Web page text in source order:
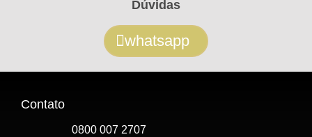
Dúvidas
whatsapp
Contato
0800 007 2707